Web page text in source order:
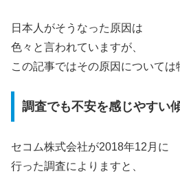
日本人がそうなった原因は
色々と言われていますが、
この記事ではその原因については
調査でも不安を感じやすい
セコム株式会社が2018年12月に
行った調査によりますと、